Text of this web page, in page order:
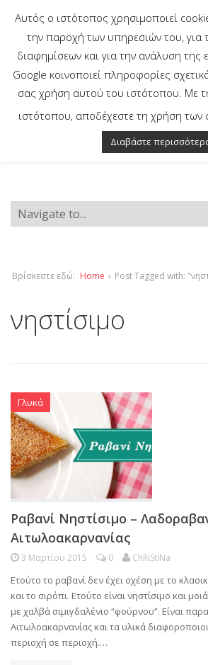
Βρίσκεστε εδώ: Home › Post Tagged with:
νηστίσιμο
Γλυκά
Ραβανί Νηστίσιμο –
Αιτωλοακαρνανίας
3 Μαρτίου 2015 0 ChRiStiNa
Ετούτο το ραβανί δεν έχει σχέση με το
και το σιρόπι. Ετούτο είναι νηστίσιμο και
με χαλβά σιμιγδαλένιο “φούρνου”. Είναι
Αιτωλοακαρνανίας και τα υλικά
περιοχή σε περιοχή.…
Αυτός ο ιστότοπος χρησιμοποιεί
την παροχή των υπηρεσιών του, για
διαφημίσεων και για την ανάλυση της
Google κοινοποιεί πληροφορίες
σας χρήση αυτού του ιστότοπου. Με
ιστότοπου, αποδέχεστε τη χρήση των
Διαβάστε